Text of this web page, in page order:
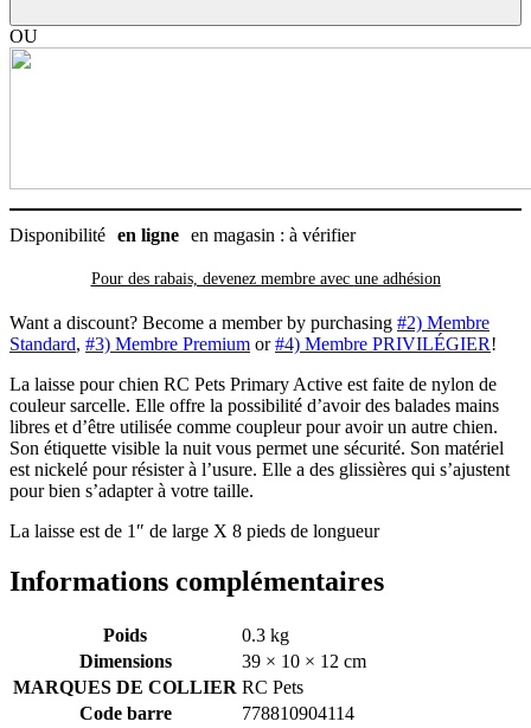
Primary
Active
OU
Disponibilité en ligne en magasin : à vérifier
Pour des rabais, devenez membre avec une adhésion
Want a discount? Become a member by purchasing #2) Membre
Standard, #3) Membre Premium or#4) Membre PRIVILÉGIER!
La laisse pour chien RC Pets Primary Active est faite de nylon de
couleur sarcelle. Elle offre la possibilité d’avoir des balades mains
libres et d’être utilisée comme coupleur pour avoir un autre chien.
Son étiquette visible la nuit vous permet une sécurité. Son matériel
est nickelé pour résister à l’usure. Elle a des glissières qui s’ajustent
pour bien s’adapter à votre taille.
La laisse est de 1″ de large X 8 pieds de longueur
Informations complémentaires
Poids
0.3 kg
Dimensions
39 × 10 × 12 cm
MARQUES DE COLLIER RC Pets
Code barre
778810904114